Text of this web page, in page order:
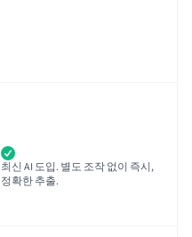
최신 AI 도입. 별도 조작 없이 즉시,
정확한 추출.